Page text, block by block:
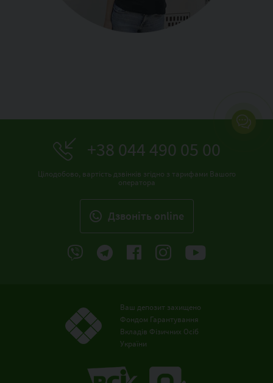
+38 044 490 05 00
Цілодобово, вартість дзвінків згідно з тарифами Вашого
оператора
Дзвонiть online
Ваш депозит захищено
Фондом Гарантування
Вкладів Фізичних Осіб
України